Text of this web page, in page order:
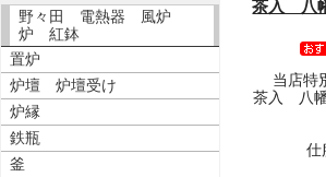
野々田 電熱器 風炉
炉 紅鉢
置炉
炉壇 炉壇受け
炉縁
鉄瓶
釜
茶入 八
当店特
茶入 八
仕